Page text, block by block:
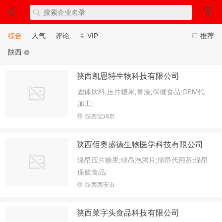
推荐
综合 人气 评论
VIP
陕西
陕西凯恩特生物科技有限公司
固体饮料;压片糖果;膏滋;保健食品;OEM代
加工;
陕西宝鸡市
陕西佰奥盛德生物医学科技有限公司
绿昂压片糖果;绿昂泡腾片;绿昂代用茶;绿昂
保健食品;
陕西西安市
陕西菜字头食品科技有限公司